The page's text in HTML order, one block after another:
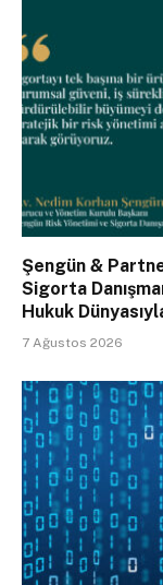
Şengün &
Sigorta
Hukuk
7 Ağustos 2026